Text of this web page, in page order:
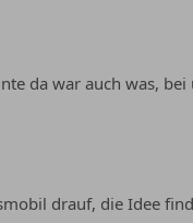
da war auch was,
drauf, die Idee